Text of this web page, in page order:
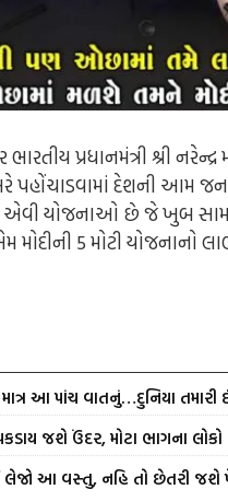
પ્રધાનમંત્રી શ્રી
પહોંચાડવામાં દેશની
એવી યોજનાઓ છે જે ખુબ
મોદીની 5 મોટી
આ પાંચ વાતનું…દુનિયા તમારી
જશે ઉંદર, મોટા ભાગના
લેજો આ વસ્તુ, નહિ તો છેતરી જશે